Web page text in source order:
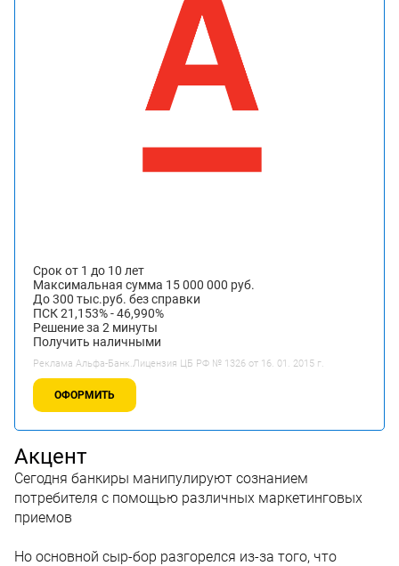
Срок от 1 до 10 лет
Максимальная сумма 15 000 000 руб.
До 300 тыс.руб. без справки
ПСК 21,153% - 46,990%
Решение за 2 минуты
Получить наличными
Реклама Альфа-Банк.Лицензия ЦБ РФ № 1326 от 16. 01. 2015 г.
ОФОРМИТЬ
Акцент
Сегодня банкиры манипулируют сознанием
потребителя с помощью различных маркетинговых
приемов
Но основной сыр-бор разгорелся из-за того, что